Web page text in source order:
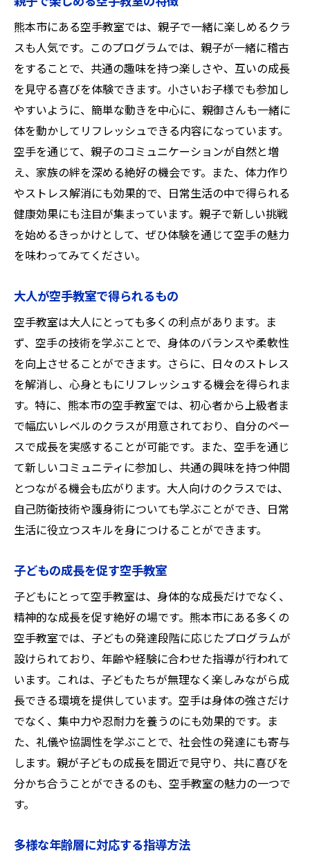
熊本市にある空手教室では、親子で一緒に楽しめるクラ
スも人気です。このプログラムでは、親子が一緒に稽古
をすることで、共通の趣味を持つ楽しさや、互いの成長
を見守る喜びを体験できます。小さいお子様でも参加し
やすいように、簡単な動きを中心に、親御さんも一緒に
体を動かしてリフレッシュできる内容になっています。
空手を通じて、親子のコミュニケーションが自然と増
え、家族の絆を深める絶好の機会です。また、体力作り
やストレス解消にも効果的で、日常生活の中で得られる
健康効果にも注目が集まっています。親子で新しい挑戦
を始めるきっかけとして、ぜひ体験を通じて空手の魅力
を味わってみてください。
大人が空手教室で得られるもの
空手教室は大人にとっても多くの利点があります。ま
ず、空手の技術を学ぶことで、身体のバランスや柔軟性
を向上させることができます。さらに、日々のストレス
を解消し、心身ともにリフレッシュする機会を得られま
す。特に、熊本市の空手教室では、初心者から上級者ま
で幅広いレベルのクラスが用意されており、自分のペー
スで成長を実感することが可能です。また、空手を通じ
て新しいコミュニティに参加し、共通の興味を持つ仲間
とつながる機会も広がります。大人向けのクラスでは、
自己防衛技術や護身術についても学ぶことができ、日常
生活に役立つスキルを身につけることができます。
子どもの成長を促す空手教室
子どもにとって空手教室は、身体的な成長だけでなく、
精神的な成長を促す絶好の場です。熊本市にある多くの
空手教室では、子どもの発達段階に応じたプログラムが
設けられており、年齢や経験に合わせた指導が行われて
います。これは、子どもたちが無理なく楽しみながら成
長できる環境を提供しています。空手は身体の強さだけ
でなく、集中力や忍耐力を養うのにも効果的です。ま
た、礼儀や協調性を学ぶことで、社会性の発達にも寄与
します。親が子どもの成長を間近で見守り、共に喜びを
分かち合うことができるのも、空手教室の魅力の一つで
す。
多様な年齢層に対応する指導方法